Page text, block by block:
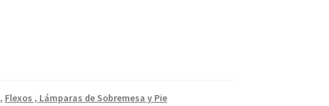
, Flexos , Lámparas de Sobremesa y Pie